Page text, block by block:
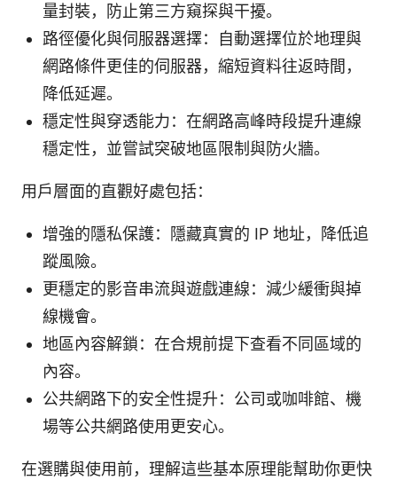
量封裝，防止第三方窺探與干擾。
路徑優化與伺服器選擇：自動選擇位於地理與
網路條件更佳的伺服器，縮短資料往返時間，
降低延遲。
穩定性與穿透能力：在網路高峰時段提升連線
穩定性，並嘗試突破地區限制與防火牆。
用戶層面的直觀好處包括：
增強的隱私保護：隱藏真實的 IP 地址，降低追
蹤風險。
更穩定的影音串流與遊戲連線：減少緩衝與掉
線機會。
地區內容解鎖：在合規前提下查看不同區域的
內容。
公共網路下的安全性提升：公司或咖啡館、機
場等公共網路使用更安心。
在選購與使用前，理解這些基本原理能幫助你更快